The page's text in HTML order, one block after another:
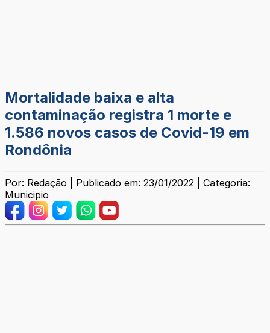
Mortalidade baixa e alta
contaminação registra 1 morte e
1.586 novos casos de Covid-19 em
Rondônia
Por: Redação | Publicado em: 23/01/2022 | Categoria:
Municipio